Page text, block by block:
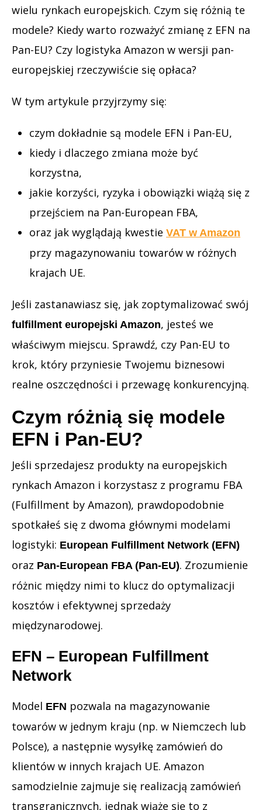
wielu rynkach europejskich. Czym się różnią te
modele? Kiedy warto rozważyć zmianę z EFN na
Pan-EU? Czy logistyka Amazon w wersji pan-
europejskiej rzeczywiście się opłaca?
W tym artykule przyjrzymy się:
czym dokładnie są modele EFN i Pan-EU,
kiedy i dlaczego zmiana może być
korzystna,
jakie korzyści, ryzyka i obowiązki wiążą się z
przejściem na Pan-European FBA,
oraz jak wyglądają kwestie VAT w Amazon
przy magazynowaniu towarów w różnych
krajach UE.
Jeśli zastanawiasz się, jak zoptymalizować swój
fulfillment europejski Amazon, jesteś we
właściwym miejscu. Sprawdź, czy Pan-EU to
krok, który przyniesie Twojemu biznesowi
realne oszczędności i przewagę konkurencyjną.
Czym różnią się modele
EFN i Pan-EU?
Jeśli sprzedajesz produkty na europejskich
rynkach Amazon i korzystasz z programu FBA
(Fulfillment by Amazon), prawdopodobnie
spotkałeś się z dwoma głównymi modelami
logistyki: European Fulfillment Network (EFN)
oraz Pan-European FBA (Pan-EU). Zrozumienie
różnic między nimi to klucz do optymalizacji
kosztów i efektywnej sprzedaży
międzynarodowej.
EFN – European Fulfillment
Network
Model EFN pozwala na magazynowanie
towarów w jednym kraju (np. w Niemczech lub
Polsce), a następnie wysyłkę zamówień do
klientów w innych krajach UE. Amazon
samodzielnie zajmuje się realizacją zamówień
transgranicznych, jednak wiąże się to z